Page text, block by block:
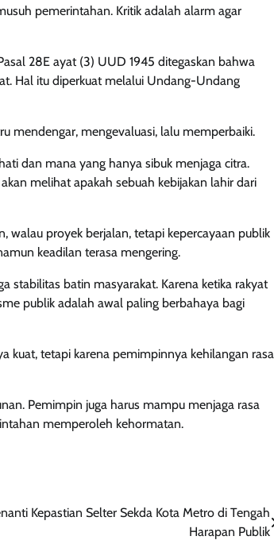
pemerintahan. Kritik adalah alarm agar
28E ayat (3) UUD 1945 ditegaskan bahwa
Hal itu diperkuat melalui Undang-Undang
mendengar, mengevaluasi, lalu memperbaiki.
dan mana yang hanya sibuk menjaga citra.
melihat apakah sebuah kebijakan lahir dari
walau proyek berjalan, tetapi kepercayaan publik
keadilan terasa mengering.
stabilitas batin masyarakat. Karena ketika rakyat
publik adalah awal paling berbahaya bagi
kuat, tetapi karena pemimpinnya kehilangan rasa
Pemimpin juga harus mampu menjaga rasa
memperoleh kehormatan.
Kepastian Selter Sekda Kota Metro di Tengah
Harapan Publik